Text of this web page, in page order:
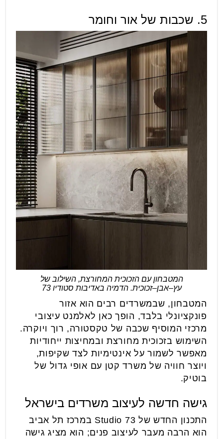
5. שכבות של אור וחומר
המטבחון עם הזכוכית המחורצת, השילוב של
עץ–אבן–זכוכית. הדמיה באדיבות סטודיו 73
המטבחון, שבמשרדים רבים הוא אזור
פונקציונלי בלבד, הופך כאן לאלמנט עיצובי
מרכזי המוסיף שכבה של טקסטורה, רוך ויוקרה.
השימוש בזכוכית מחורצת ובמחיצות ייחודיות
מאפשר לשמור על אינטימיות לצד שקיפות,
ויוצר חוויה של משרד קטן עם אופי גדול של
בוטיק.
גישה חדשה לעיצוב משרדים בישראל
התכנון החדש של Studio 73 במרכז תל אביב
הוא הרבה מעבר לעיצוב פנים; הוא מציג גישה